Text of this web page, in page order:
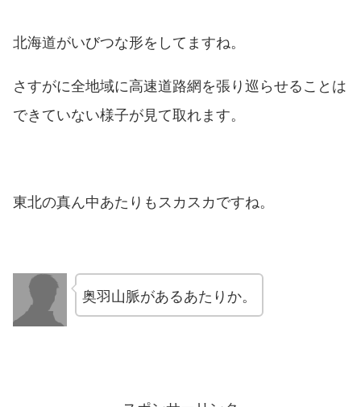
北海道がいびつな形をしてますね。
さすがに全地域に高速道路網を張り巡らせることは
できていない様子が見て取れます。
東北の真ん中あたりもスカスカですね。
奥羽山脈があるあたりか。